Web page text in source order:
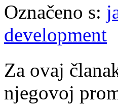
Označeno s:
development
Za ovaj
njegovoj